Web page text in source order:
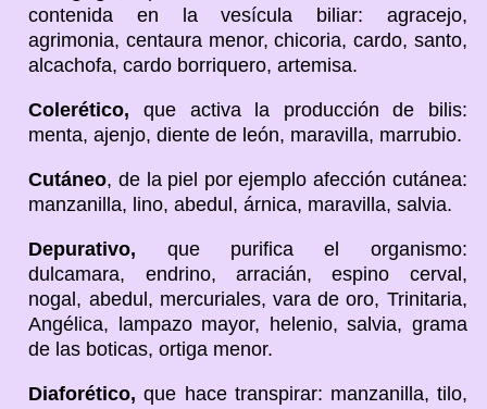
contenida en la vesícula biliar: agracejo,
agrimonia, centaura menor, chicoria, cardo, santo,
alcachofa, cardo borriquero, artemisa.
Colerético, que activa la producción de bilis:
menta, ajenjo, diente de león, maravilla, marrubio.
Cutáneo, de la piel por ejemplo afección cutánea:
manzanilla, lino, abedul, árnica, maravilla, salvia.
Depurativo, que purifica el organismo:
dulcamara, endrino, arracián, espino cerval,
nogal, abedul, mercuriales, vara de oro, Trinitaria,
Angélica, lampazo mayor, helenio, salvia, grama
de las boticas, ortiga menor.
Diaforético,que hace transpirar: manzanilla, tilo,